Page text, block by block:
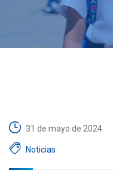
31 de mayo de 2024
Noticias